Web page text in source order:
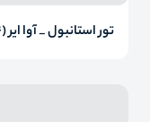
تور استانبول _ آوا ایر (4 شب)